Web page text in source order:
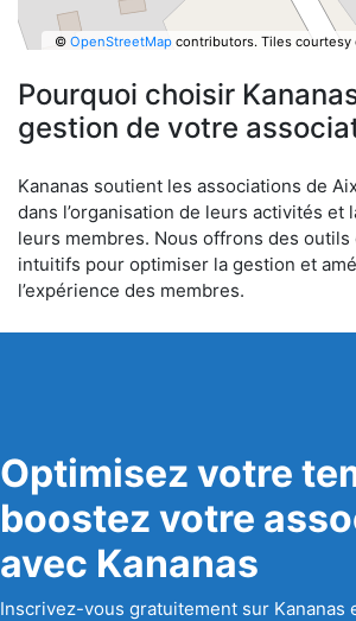
© OpenStreetMapcontributors. Tiles courtesy
Pourquoi choisir
gestion de votre
Kananas soutient les associations de
dans l’organisation de leurs activités et
leurs membres. Nous offrons des
intuitifs pour optimiser la gestion et
l’expérience des membres.
Optimisez votre
boostez votre
avec Kananas
Inscrivez-vous gratuitement sur Kananas